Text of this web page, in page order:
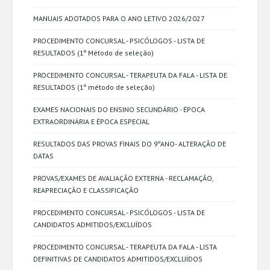
MANUAIS ADOTADOS PARA O ANO LETIVO 2026/2027
PROCEDIMENTO CONCURSAL - PSICÓLOGOS - LISTA DE
RESULTADOS (1º Método de seleção)
PROCEDIMENTO CONCURSAL - TERAPEUTA DA FALA - LISTA DE
RESULTADOS (1º método de seleção)
EXAMES NACIONAIS DO ENSINO SECUNDÁRIO - ÉPOCA
EXTRAORDINÁRIA E ÉPOCA ESPECIAL
RESULTADOS DAS PROVAS FINAIS DO 9ºANO- ALTERAÇÃO DE
DATAS
PROVAS/EXAMES DE AVALIAÇÃO EXTERNA - RECLAMAÇÃO,
REAPRECIAÇÃO E CLASSIFICAÇÃO
PROCEDIMENTO CONCURSAL - PSICÓLOGOS - LISTA DE
CANDIDATOS ADMITIDOS/EXCLUÍDOS
PROCEDIMENTO CONCURSAL - TERAPEUTA DA FALA - LISTA
DEFINITIVAS DE CANDIDATOS ADMITIDOS/EXCLUÍDOS